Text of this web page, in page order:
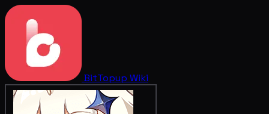
BitTopup Wiki